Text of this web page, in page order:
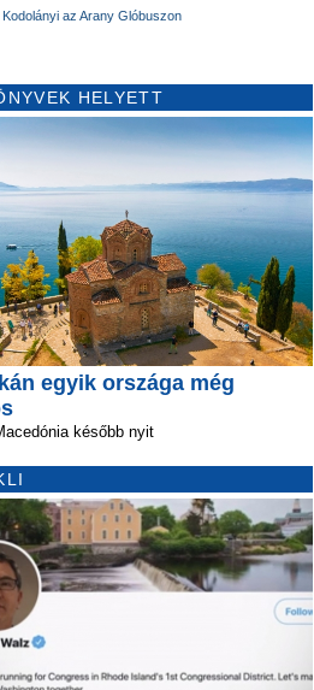
az Arany Glóbuszon
HELYETT
egyik országa még
később nyit